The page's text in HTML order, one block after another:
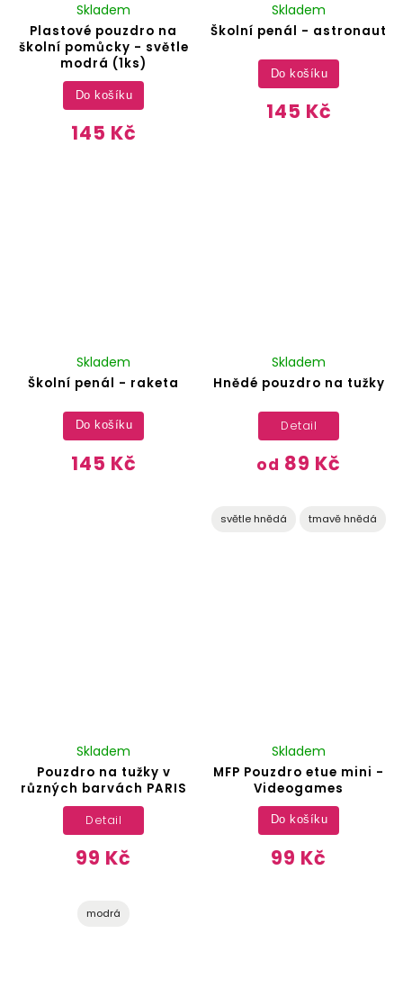
Plastové pouzdro na
školní pomůcky - světle
modrá (1ks)
Skladem
145 Kč
Do košíku
Školní penál - astronaut
Skladem
145 Kč
Do košíku
Školní penál - raketa
Skladem
145 Kč
Do košíku
Hnědé pouzdro na tužky
Skladem
od 89 Kč
Detail
světle hnědá tmavě hnědá
Pouzdro na tužky v
různých barvách PARIS
Skladem
99 Kč
Detail
modrá
MFP Pouzdro etue mini -
Videogames
Skladem
99 Kč
Do košíku